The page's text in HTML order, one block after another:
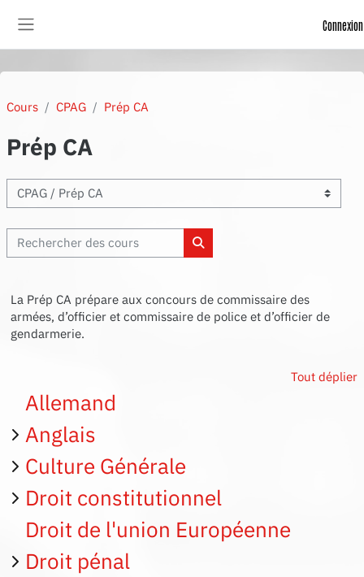
Connexion
Cours CPAG Prép CA
Prép CA
Enseignements
Rechercher des cours
Rechercher des cours
La Prép CA prépare aux concours de commissaire des
armées, d’officier et commissaire de police et d’officier de
gendarmerie.
Tout déplier
Allemand
Anglais
Culture Générale
Droit constitutionnel
Droit de l'union Européenne
Droit pénal